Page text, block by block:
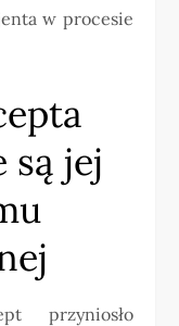
w procesie
są jej
przyniosło